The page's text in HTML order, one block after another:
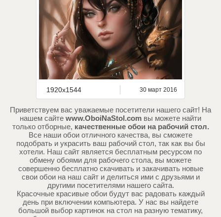
1920x1544 30 март 2016
Приветствуем вас уважаемые посетители нашего сайт! На
нашем сайте www.OboiNaStol.com вы можете найти
только отборные, качественные обои на рабочий стол.
Все наши обои отличного качества, вы сможете
подобрать и украсить ваш рабочий стол, так как вы бы
хотели. Наш сайт является бесплатным ресурсом по
обмену обоями для рабочего стола, вы можете
совершенно бесплатно скачивать и закачивать новые
свои обои на наш сайт и делиться ими с друзьями и
другими посетителями нашего сайта.
Красочные красивые обои будут вас радовать каждый
день при включении компьютера. У нас вы найдете
большой выбор картинок на стол на разную тематику,